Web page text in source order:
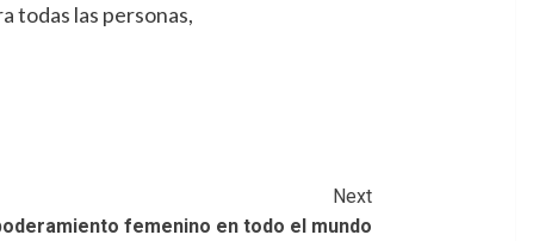
todas las personas,
Next
femenino en todo el mundo